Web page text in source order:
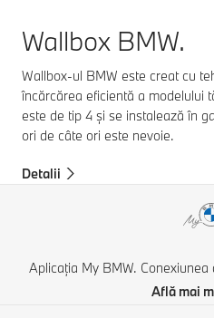
Wallbox BMW.
Wallbox-ul BMW este creat cu
încărcărea eficientă a modelului
este de tip 4 și se instalează în
ori de câte ori este nevoie.
Detalii
Aplicația My BMW.
Află mai